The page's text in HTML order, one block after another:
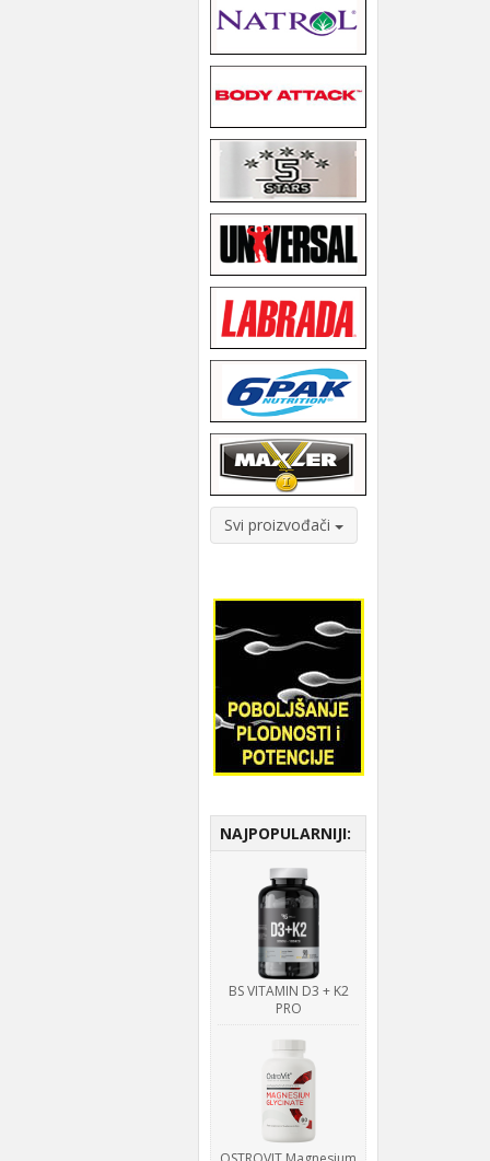
Svi proizvođači
NAJPOPULARNIJI:
BS VITAMIN D3 + K2
PRO